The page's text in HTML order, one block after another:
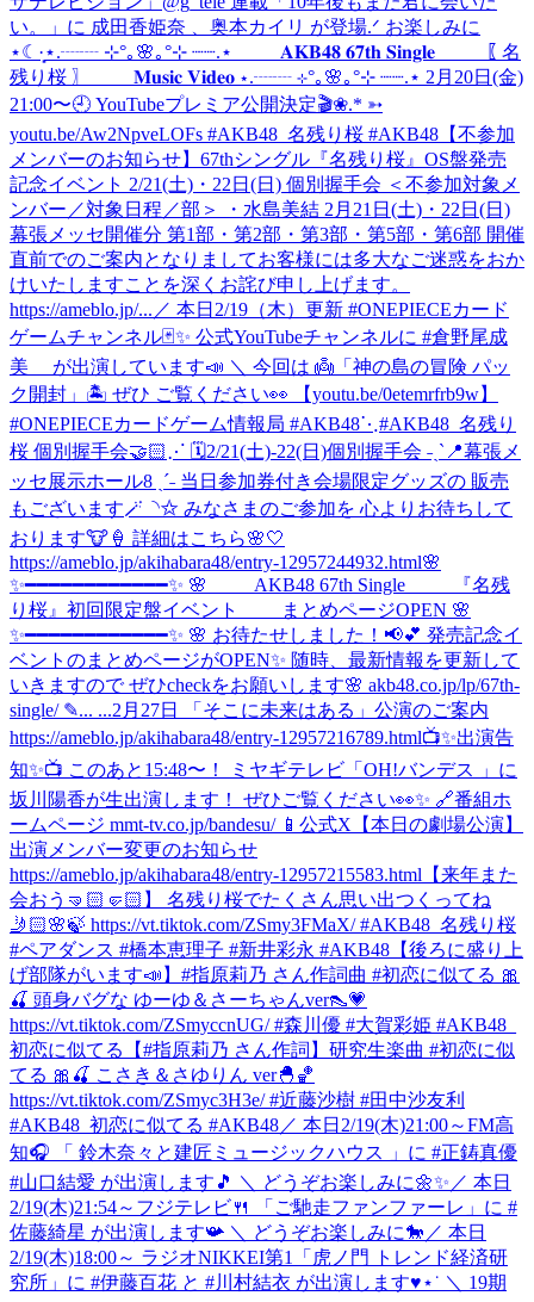
い。」に 成田香姫奈 、奥本カイリ が登場.ᐟ お楽しみに
⋆☾·̩͙⋆.┈┈ ⊹°｡🌸｡°⊹ ┈┈.⋆ 𝐀𝐊𝐁𝟒𝟖 𝟔𝟕𝐭𝐡 𝐒𝐢𝐧𝐠𝐥𝐞 〖 名
残り桜 〗 𝐌𝐮𝐬𝐢𝐜 𝐕𝐢𝐝𝐞𝐨 ⋆.┈┈ ⊹°｡🌸｡°⊹ ┈┈.⋆ 2月20日(金)
21:00〜🕘 YouTubeプレミア公開決定🎬❀.* ➳
youtu.be/Aw2NpveLOFs #AKB48_名残り桜 #AKB48 【不参加
メンバーのお知らせ】67thシングル『名残り桜』OS盤発売
記念イベント 2/21(土)・22日(日) 個別握手会 ＜不参加対象メ
ンバー／対象日程／部＞ ・水島美結 2月21日(土)・22日(日)
幕張メッセ開催分 第1部・第2部・第3部・第5部・第6部 開催
直前でのご案内となりましてお客様には多大なご迷惑をおか
けいたしますことを深くお詫び申し上げます。
https://ameblo.jp/... ／ 本日2/19（木）更新 #ONEPIECEカード
ゲームチャンネル🃏✨ 公式YouTubeチャンネルに #倉野尾成
美 が出演しています📣 ＼ 今回は 👼「神の島の冒険 パッ
ク開封」🏝️ ぜひ ご覧ください👀 【youtu.be/0etemrfrb9w】
#ONEPIECEカードゲーム情報局 #AKB48⋱#AKB48_名残り
桜 個別握手会🤝🏻⋰ 🗓️2/21(土)-22(日)個別握手会 ˗ˏˋ📍幕張メ
ッセ展示ホール8 ˎˊ˗ 当日参加券付き会場限定グッズの 販売
もございます🪄◝✩ みなさまのご参加を 心よりお待ちして
おります🐮🍦 詳細はこちら🌸🤍
https://ameblo.jp/akihabara48/entry-12957244932.html🌸
✨━━━━━━━━━━━━✨ 🌸 AKB48 67th Single 『名残
り桜』初回限定盤イベント まとめページOPEN 🌸
✨━━━━━━━━━━━━✨ 🌸 お待たせしました！📢💕 発売記念イ
ベントのまとめページがOPEN✨ 随時、最新情報を更新して
いきますので ぜひcheckをお願いします🌸 akb48.co.jp/lp/67th-
single/ ✎... ...2月27日 「そこに未来はある」公演のご案内
https://ameblo.jp/akihabara48/entry-12957216789.html📺✨出演告
知✨📺 このあと15:48〜！ ミヤギテレビ「OH!バンデス 」に
坂川陽香が生出演します！ ぜひご覧ください👀✨ 🔗番組ホ
ームページ mmt-tv.co.jp/bandesu/ 📱公式X 【本日の劇場公演】
出演メンバー変更のお知らせ
https://ameblo.jp/akihabara48/entry-12957215583.html 【来年また
会おう🤜🏻🤛🏻】 名残り桜でたくさん思い出つくってね
🤳🏻🌸🍃 https://vt.tiktok.com/ZSmy3FMaX/ #AKB48_名残り桜
#ペアダンス #橋本恵理子 #新井彩永 #AKB48 【後ろに盛り上
げ部隊がいます📣】#指原莉乃 さん作詞曲 #初恋に似てる 🎀
🍒 頭身バグな ゆーゆ＆さーちゃんver👠💗
https://vt.tiktok.com/ZSmyccnUG/ #森川優 #大賀彩姫 #AKB48_
初恋に似てる
【#指原莉乃 さん作詞】研究生楽曲 #初恋に似
てる 🎀🍒 こさき＆さゆりん ver🐣🏀
https://vt.tiktok.com/ZSmyc3H3e/ #近藤沙樹 #田中沙友利
#AKB48_初恋に似てる #AKB48／ 本日2/19(木)21:00～FM高
知🎧 「 鈴⽊奈々と建匠ミュージックハウス 」に #正鋳真優
#山口結愛 が出演します🎵 ＼ どうぞお楽しみに🌼✨ ／ 本日
2/19(木)21:54～フジテレビ🍴 「ご馳走ファンファーレ」に #
佐藤綺星 が出演します📯 ＼ どうぞお楽しみに🐎 ／ 本日
2/19(木)18:00～ ラジオNIKKEI第1「虎ノ門 トレンド経済研
究所」に #伊藤百花 と #川村結衣 が出演します♥⋆˙ ＼ 19期